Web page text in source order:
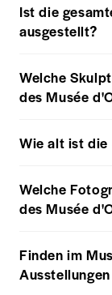
Ist die
ausgestellt?
Welche
des Musée
Wie alt ist die
Welche
des Musée
Finden im